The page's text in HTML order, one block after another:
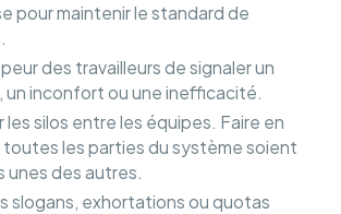
pour maintenir le standard de
des travailleurs de signaler un
un inconfort ou une inefficacité.
les silos entre les équipes. Faire en
les parties du système soient
unes des autres.
slogans, exhortations ou quotas